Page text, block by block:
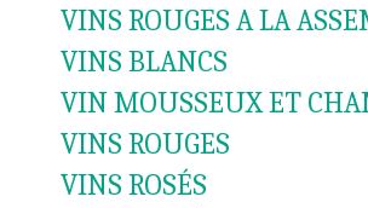
VINS ROUGES A LA
VINS BLANCS
VIN MOUSSEUX ET
VINS ROUGES
VINS ROSÉS